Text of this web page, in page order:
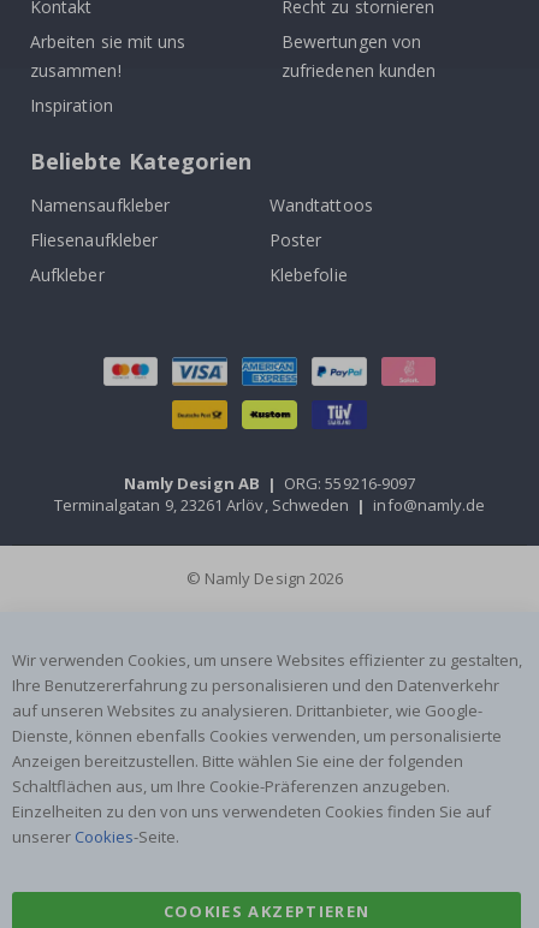
Kontakt
Arbeiten sie mit uns
zusammen!
Inspiration
Recht zu stornieren
Bewertungen von
zufriedenen kunden
Beliebte Kategorien
Namensaufkleber
Wandtattoos
Fliesenaufkleber
Poster
Aufkleber
Klebefolie
Namly Design AB | ORG: 559216-9097
Terminalgatan 9, 23261 Arlöv, Schweden | info@namly.de
© Namly Design 2026
Wir verwenden Cookies, um unsere Websites effizienter zu gestalten,
Ihre Benutzererfahrung zu personalisieren und den Datenverkehr
auf unseren Websites zu analysieren. Drittanbieter, wie Google-
Dienste, können ebenfalls Cookies verwenden, um personalisierte
Anzeigen bereitzustellen. Bitte wählen Sie eine der folgenden
Schaltflächen aus, um Ihre Cookie-Präferenzen anzugeben.
Einzelheiten zu den von uns verwendeten Cookies finden Sie auf
unserer Cookies-Seite.
COOKIES AKZEPTIEREN